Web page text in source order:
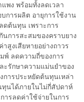
พง พร้อมทั้งลดเวลา
การผลิต อายุการใช้งาน
ต้นทุน เพราะการ
การสะสมของคราบยาง
สูงเสียหายอย่างถาวร
พ์ ลดความถี่ของการ
ะรักษาความแม่นยำของ
ารประหยัดต้นทุนเหล่า
นได้ภายในไม่กี่สัปดาห์
ารลดค่าใช้จ่ายในการ